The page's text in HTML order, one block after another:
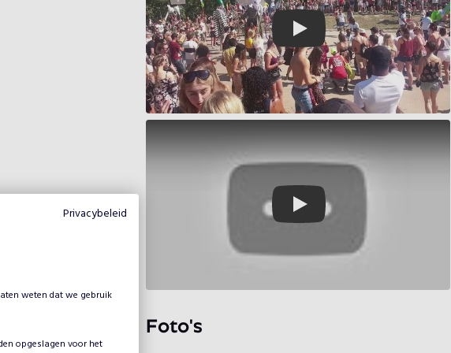
Play
Foto's
Privacybeleid
weten dat we gebruik
opgeslagen voor het